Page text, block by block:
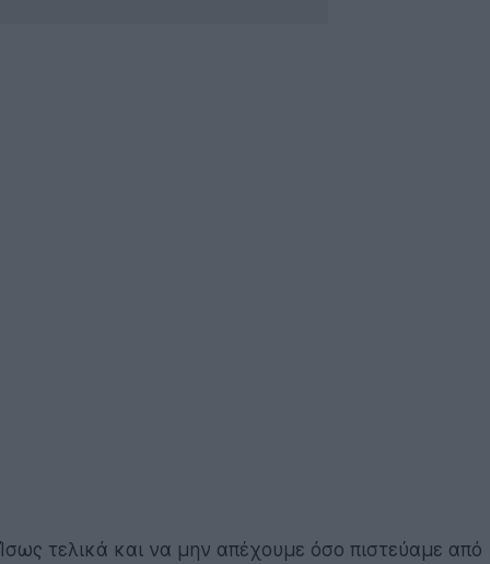
Ίσως τελικά και να μην απέχουμε όσο πιστεύαμε από